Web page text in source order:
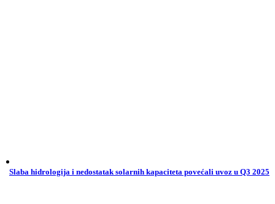
Slaba hidrologija i nedostatak solarnih kapaciteta povećali uvoz u Q3 2025